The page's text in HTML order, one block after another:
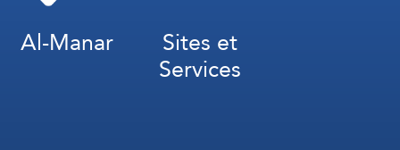
Al-Manar Sites et
Services